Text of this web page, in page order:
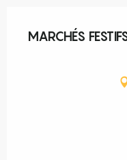
MARCHÉS